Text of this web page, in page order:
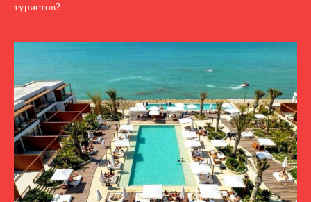
туристов?